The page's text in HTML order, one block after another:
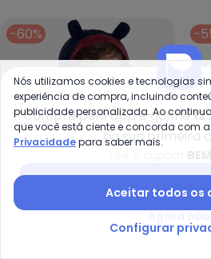
-60% -
Compre pelo app e ganhe
na sua primeira
Nós utilizamos cookies e tecnologias
experiência de compra, incluindo
publicidade personalizada. Ao
que você está ciente e concorda com
Privacidadepara saber mais.
Aceitar todos os
Configurar